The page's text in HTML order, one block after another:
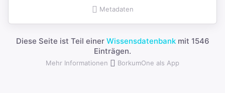
Metadaten
Diese Seite ist Teil einer Wissensdatenbankmit 1546
Einträgen.
Mehr Informationen BorkumOne als App